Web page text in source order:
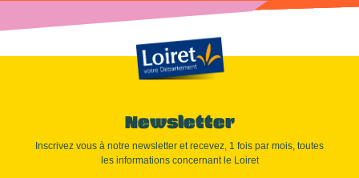
Newsletter
Inscrivez vous à notre newsletter et recevez, 1 fois par mois, toutes
les informations concernant le Loiret